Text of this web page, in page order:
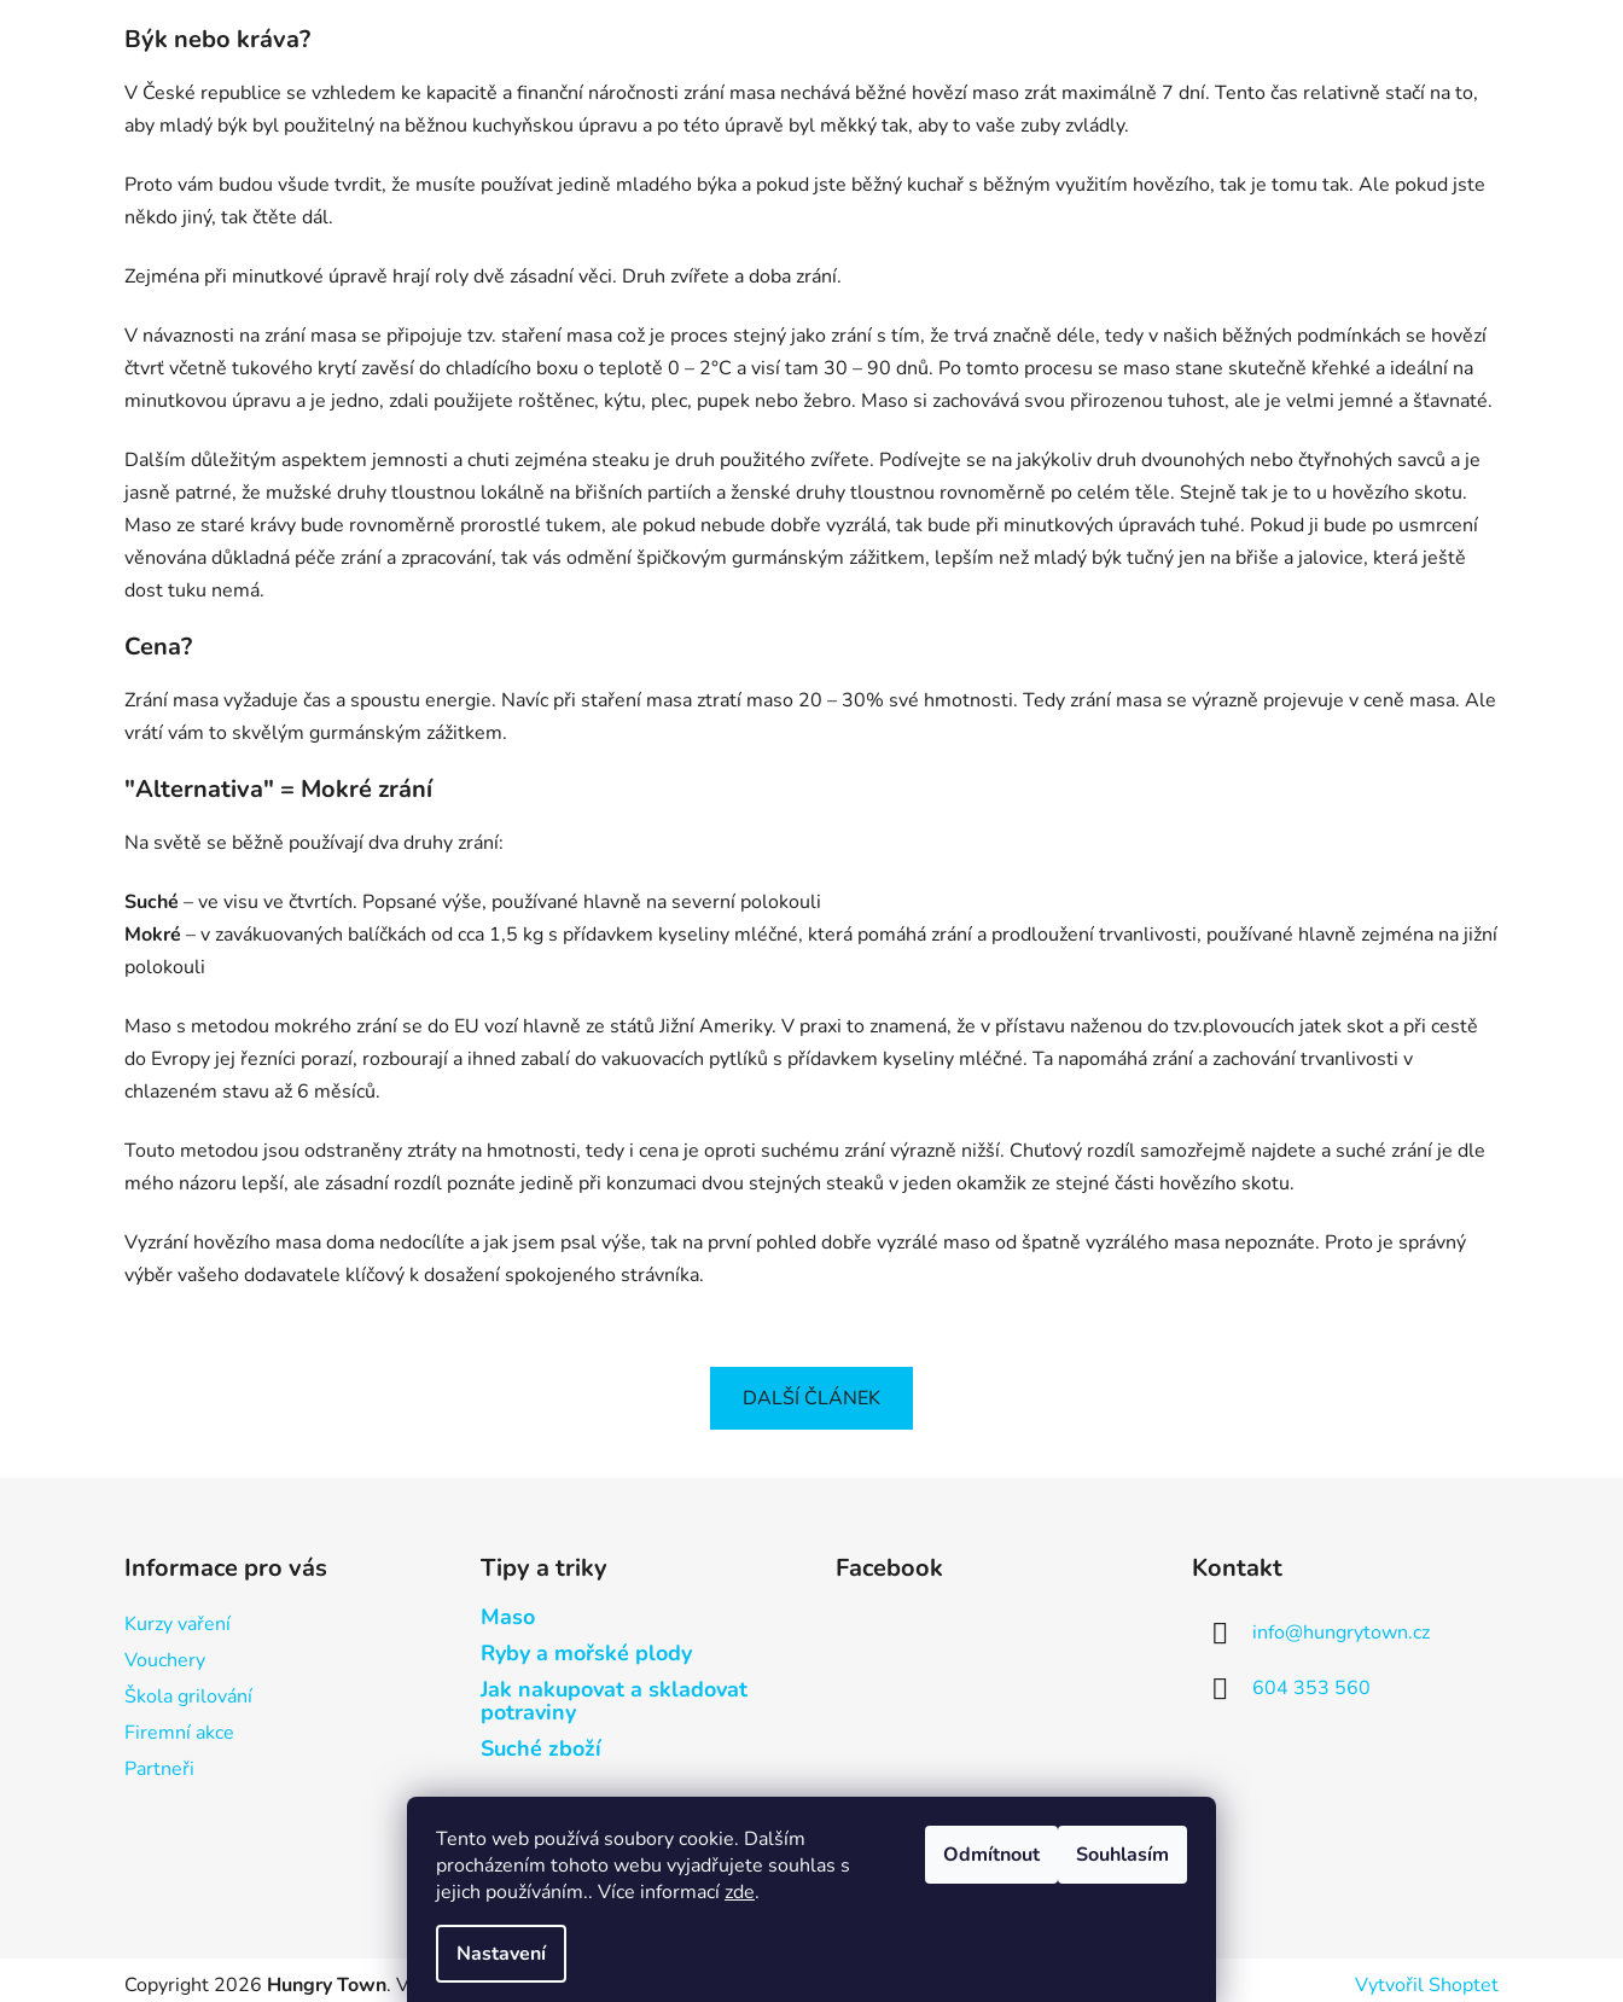
Tento web používá soubory cookie. Dalším
procházením tohoto webu vyjadřujete souhlas s
jejich používáním.. Více informacízde.
Nastavení
Odmítnout Souhlasím
Býk nebo kráva?
V České republice se vzhledem ke kapacitě a finanční náročnosti zrání masa nechává běžné hovězí maso zrát maximálně 7 dní. Tento čas relativně stačí na to,
aby mladý býk byl použitelný na běžnou kuchyňskou úpravu a po této úpravě byl měkký tak, aby to vaše zuby zvládly.
Proto vám budou všude tvrdit, že musíte používat jedině mladého býka a pokud jste běžný kuchař s běžným využitím hovězího, tak je tomu tak. Ale pokud jste
někdo jiný, tak čtěte dál.
Zejména při minutkové úpravě hrají roly dvě zásadní věci. Druh zvířete a doba zrání.
V návaznosti na zrání masa se připojuje tzv. staření masa což je proces stejný jako zrání s tím, že trvá značně déle, tedy v našich běžných podmínkách se hovězí
čtvrť včetně tukového krytí zavěsí do chladícího boxu o teplotě 0 – 2°C a visí tam 30 – 90 dnů. Po tomto procesu se maso stane skutečně křehké a ideální na
minutkovou úpravu a je jedno, zdali použijete roštěnec, kýtu, plec, pupek nebo žebro. Maso si zachovává svou přirozenou tuhost, ale je velmi jemné a šťavnaté.
Dalším důležitým aspektem jemnosti a chuti zejména steaku je druh použitého zvířete. Podívejte se na jakýkoliv druh dvounohých nebo čtyřnohých savců a je
jasně patrné, že mužské druhy tloustnou lokálně na břišních partiích a ženské druhy tloustnou rovnoměrně po celém těle. Stejně tak je to u hovězího skotu.
Maso ze staré krávy bude rovnoměrně prorostlé tukem, ale pokud nebude dobře vyzrálá, tak bude při minutkových úpravách tuhé. Pokud ji bude po usmrcení
věnována důkladná péče zrání a zpracování, tak vás odmění špičkovým gurmánským zážitkem, lepším než mladý býk tučný jen na břiše a jalovice, která ještě
dost tuku nemá.
Cena?
Zrání masa vyžaduje čas a spoustu energie. Navíc při staření masa ztratí maso 20 – 30% své hmotnosti. Tedy zrání masa se výrazně projevuje v ceně masa. Ale
vrátí vám to skvělým gurmánským zážitkem.
"Alternativa" = Mokré zrání
Na světě se běžně používají dva druhy zrání:
Suché – ve visu ve čtvrtích. Popsané výše, používané hlavně na severní polokouli
Mokré – v zavákuovaných balíčkách od cca 1,5 kg s přídavkem kyseliny mléčné, která pomáhá zrání a prodloužení trvanlivosti, používané hlavně zejména na jižní
polokouli
Maso s metodou mokrého zrání se do EU vozí hlavně ze států Jižní Ameriky. V praxi to znamená, že v přístavu naženou do tzv.plovoucích jatek skot a při cestě
do Evropy jej řezníci porazí, rozbourají a ihned zabalí do vakuovacích pytlíků s přídavkem kyseliny mléčné. Ta napomáhá zrání a zachování trvanlivosti v
chlazeném stavu až 6 měsíců.
Touto metodou jsou odstraněny ztráty na hmotnosti, tedy i cena je oproti suchému zrání výrazně nižší. Chuťový rozdíl samozřejmě najdete a suché zrání je dle
mého názoru lepší, ale zásadní rozdíl poznáte jedině při konzumaci dvou stejných steaků v jeden okamžik ze stejné části hovězího skotu.
Vyzrání hovězího masa doma nedocílíte a jak jsem psal výše, tak na první pohled dobře vyzrálé maso od špatně vyzrálého masa nepoznáte. Proto je správný
výběr vašeho dodavatele klíčový k dosažení spokojeného strávníka.
DALŠÍ ČLÁNEK
Informace pro vás
Kurzy vaření
Vouchery
Škola grilování
Firemní akce
Partneři
Tipy a triky
Maso
Ryby a mořské plody
Jak nakupovat a skladovat
potraviny
Suché zboží
Facebook Kontakt
info@hungrytown.cz
604 353 560
Obchodní podmínky
Vytvořil Shoptet
Copyright 2026 Hungry Town. Všechna práva vyhrazena.